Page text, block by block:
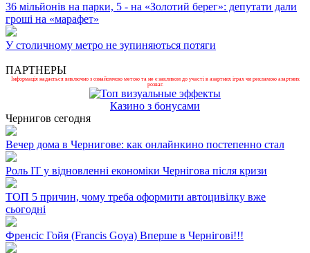
36 мільйонів на парки, 5 - на «Золотий берег»: депутати дали
гроші на «марафет»
У столичному метро не зупиняються потяги
ПАРТНЕРЫ
Інформація надається виключно з ознайомчою метою та не є закликом до участі в азартних іграх чи рекламою азартних
розваг.
Казино з бонусами
Чернигов сегодня
Вечер дома в Чернигове: как онлайнкино постепенно стал
Роль ІТ у відновленні економіки Чернігова після кризи
ТОП 5 причин, чому треба оформити автоцивілку вже
сьогодні
Френсіс Гойя (Francis Goya) Вперше в Чернігові!!!